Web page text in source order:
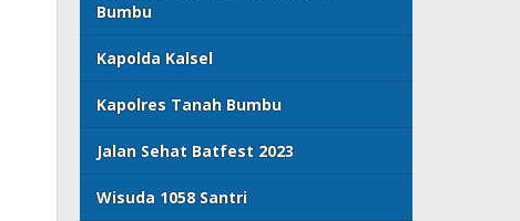
Bumbu
Kapolda Kalsel
Kapolres Tanah Bumbu
Jalan Sehat Batfest 2023
Wisuda 1058 Santri